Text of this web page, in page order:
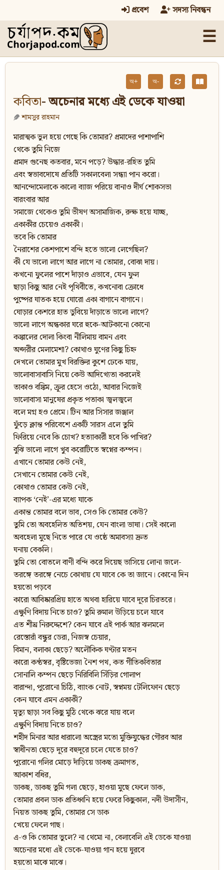
প্রবেশ সদস্য নিবন্ধন
☰
অ+ অ-
কবিতা- অচেনার মধ্যে এই ডেকে যাওয়া
শামসুর রাহমান
মারাত্মক ভুল হয়ে গেছে কি তোমার? প্রমাদের পাশাপাশি
থেকে তুমি নিজে
প্রমাদ গুনেছ কতবার, মনে পড়ে? উদ্ধার-রহিত তুমি
এবং স্বভাবদোষে প্রতিটি সকালবেলা সন্ধ্যা পান করো।
আনন্দোমেলাকে কালো ব্যাজ পরিয়ে বানাও দীর্ঘ শোকসভা
বারংবার আর
সমাজে থেকেও তুমি ভীষণ অসামাজিক, রুক্ষ হয়ে যাচ্ছ,
একাকীর চেয়েও একাকী।
তবে কি তোমার
নৈরাশের কেশপাশে বন্দি হতে ভালো লেগেছিল?
কী যে ভালো লাগে আর লাগে না তোমার, বোঝা দায়।
কখনো ফুলের পাশে দাঁড়াও এভাবে, যেন ফুল
ছাড়া কিছু আর নেই পৃথিবীতে, কখনোবা ক্রোধে
পুষ্পের ঘাতক হয়ে ঘোরো একা বাগানে বাগানে।
ঘোড়ার কেশরে হাত ডুবিয়ে দাঁড়াতে ভালো লাগে?
ভালো লাগে অন্ধকার ঘরে হুকে-আটকানো কোনো
কঙ্কালের দোলা কিংবা নীলিমায় বামন এবং
অপ্সরীর মেলামেশা? কোথাও ঘুণের কিছু চিহ্ন
দেখলে তোমার মুখ বিরক্তির কুশে ঢেকে যায়,
ভালোবাসাবাসি নিয়ে কেউ আদিখ্যেতা করলেই
তাকাও বঙ্কিম, ক্রূর হেসে ওঠো, আবার নিজেই
ভালোবাসা মানুষের প্রকৃত পতাকা জ্বলজ্বলে
বলে মগ্ন হও প্রেমে। টিন আর সিসার জঞ্জাল
ফুঁড়ে ক্লান্ত পরিবেশে একটি সারস এলে তুমি
ফিরিয়ে নেবে কি চোখ? হত্যাকারী হবে কি পাখির?
বুঝি ভালো লাগে খুব করোটিতে স্বপ্নের কম্পন।
এখানে তোমার কেউ নেই,
সেখানে তোমার কেউ নেই,
কোথাও তোমার কেউ নেই,
ব্যাপক ‘নেই’-এর মধ্যে যাকে
একান্ত তোমার বলে ভাব, সেও কি তোমার কেউ?
তুমি তো অবহেলিত অতিশয়, যেন বাংলা ভাষা। সেই কালো
অবহেলা মুছে নিতে পারে যে ওষ্ঠে অমাবস্যা দ্রুত
ঘনায় বেকলি।
তুমি তো বোতলে বাণী বন্দি করে দিয়েছ ভাসিয়ে লোনা জলে-
তরঙ্গে তরঙ্গে নেচে কোথায় যে যাবে কে তা জানে। কোনো দিন
হয়তো পড়বে
কারো আবিষ্কারপ্রিয় হাতে অথবা হারিয়ে যাবে দূরে চিরতরে।
এক্ষুণি বিদায় নিতে চাও? তুমি রুমাল উড়িয়ে চলে যাবে
এত শীঘ্র নিরুদ্দেশে? কেন যাবে এই পার্ক আর ঝলমলে
রেস্তোরাঁ বন্ধুর ডেরা, নিজস্ব চেয়ার,
বিমান, বলাকা ছেড়ে? অলৌকিক ঘণ্টার মতন
কারো কণ্ঠস্বর, বৃষ্টিভেজা নৈশ পথ, কত গীতিকবিতার
সোনালি কম্পন ছেড়ে নিরিবিলি সিঁড়ির গোলাপ
বারান্দা, পুরোনো চিঠি, ব্যাংক নোট, স্বপ্নময় টেলিফোন ছেড়ে
কেন যাবে এমন একাকী?
মৃত্যু ছাড়া সব কিছু মুঠি থেকে ঝরে যায় বলে
এক্ষুণি বিদায় নিতে চাও?
শহীদ মিনার আর ধারালো অস্ত্রের মতো মুক্তিযুদ্ধের গৌরব আর
স্বাধীনতা ছেড়ে দূরে বহুদূরে চলে যেতে চাও?
পুরোনো গলির মোড়ে দাঁড়িয়ে ডাকছ ক্রমাগত,
আকাশ বধির,
ডাকছ, ডাকছ তুমি গলা ছেড়ে, হাওয়া মুছে ফেলে ডাক,
তোমার প্রবল ডাক প্রতিধ্বনি হয়ে ফেরে কিছুকাল, নদী উদাসীন,
নিয়ত ডাকছ তুমি, তোমার সে ডাক
খেয়ে ফেলে গাছ।
এ-ও কি তোমার ভুলে? না থেমো না, বেলাবেলি এই ডেকে যাওয়া
অচেনার মধ্যে এই ডেকে-যাওয়া গান হয়ে ঘুরবে
হয়তো মাঝে মাঝে।